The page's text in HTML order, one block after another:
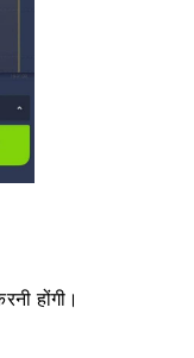
होंगी।